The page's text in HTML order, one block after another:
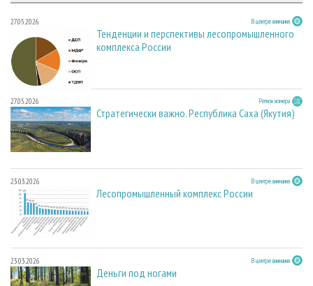
27.05.2026 В центре внимания
Тенденции и перспективы лесопромышленного
комплекса России
27.05.2026 Регион номера
Стратегически важно. Республика Саха (Якутия)
23.03.2026 В центре внимания
Лесопромышленный комплекс России
23.03.2026 В центре внимания
Деньги под ногами